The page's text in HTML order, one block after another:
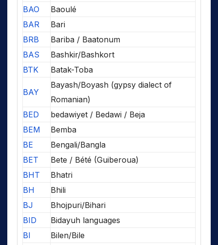
BAO
Baoulé
BAR
Bari
BRB
Bariba / Baatonum
BAS
Bashkir/Bashkort
BTK
Batak-Toba
BAY
Bayash/Boyash (gypsy dialect of
Romanian)
BED
bedawiyet / Bedawi / Beja
BEM
Bemba
BE
Bengali/Bangla
BET
Bete / Bété (Guiberoua)
BHT
Bhatri
BH
Bhili
BJ
Bhojpuri/Bihari
BID
Bidayuh languages
BI
Bilen/Bile